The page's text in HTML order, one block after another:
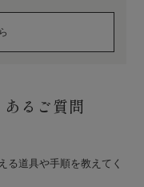
るご質問
る道具や手順を教えてく